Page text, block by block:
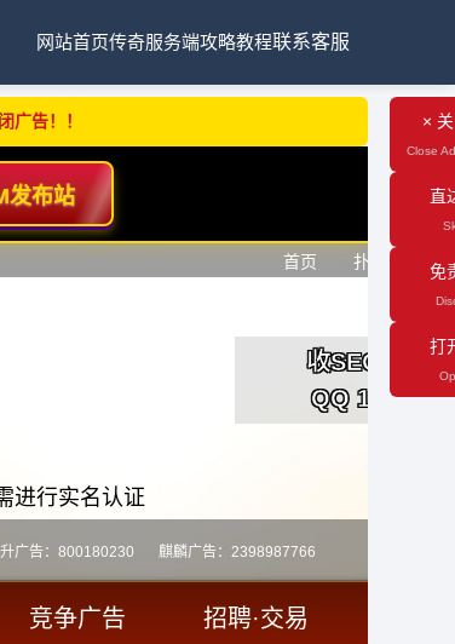
网站首页传奇服务端攻略教程联系客服
广告！！ ×
Close
直
免
打